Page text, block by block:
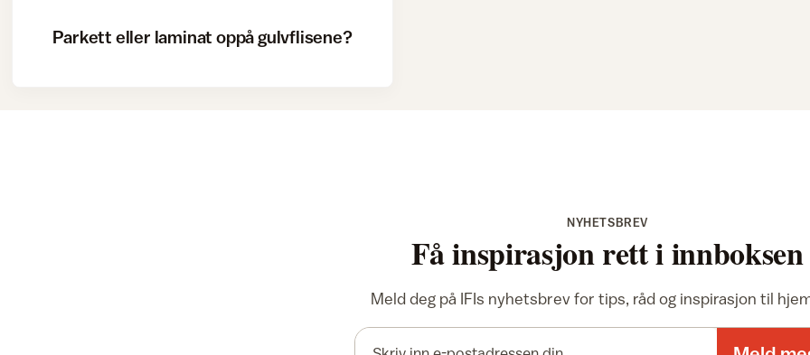
Parkett eller laminat oppå gulvflisene?
NYHETSBREV
Få inspirasjon rett i innboksen
Meld deg på IFIs nyhetsbrev for tips, råd og inspirasjon til